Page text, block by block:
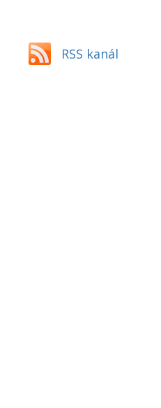
RSS kanál